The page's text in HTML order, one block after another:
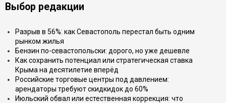
Выбор редакции
Разрыв в 56%: как Севастополь перестал быть одним
рынком жилья
Бензин по-севастопольски: дорого, но уже дешевле
Как сохранить потенциал или стратегическая ставка
Крыма на десятилетие вперёд
Российские торговые центры под давлением:
арендаторы требуют скидкидок до 60%
Июльский обвал или естественная коррекция: что